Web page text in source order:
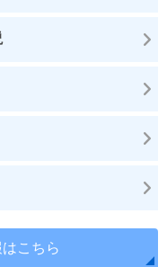
こちら